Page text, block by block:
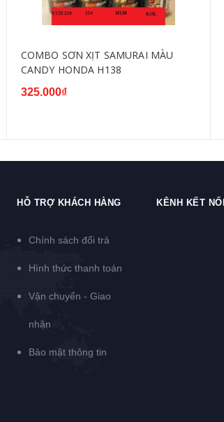
COMBO SƠN XỊT SAMURAI MÀU
CANDY HONDA H138
325.000₫
HỖ TRỢ KHÁCH HÀNG
Chính sách đổi trả
Hình thức thanh toán
Vận chuyển - Giao
nhận
Bảo mật thông tin
KÊNH KẾT NỐI